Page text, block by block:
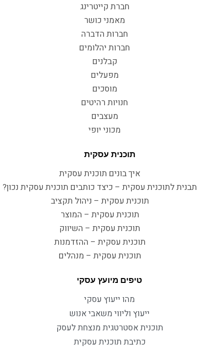
חברת קייטרינג
מאמני כושר
חברות הדברה
חברות יהלומים
קבלנים
מפעלים
מוסכים
חנויות רהיטים
מעצבים
מכוני יופי
תוכנית עסקית
איך בונים תוכנית עסקית
תבנית לתוכנית עסקית – כיצד כותבים תוכנית עסקית נכון?
תוכנית עסקית – ניהול תקציב
תוכנית עסקית – המוצר
תוכנית עסקית – השיווק
תוכנית עסקית – ההזדמנות
תוכנית עסקית – מנהלים
טיפים מיועץ עסקי
מהו ייעוץ עסקי
ייעוץ וליווי משאבי אנוש
תוכנית אסטרטגית מנצחת לעסק
כתיבת תוכנית עסקית